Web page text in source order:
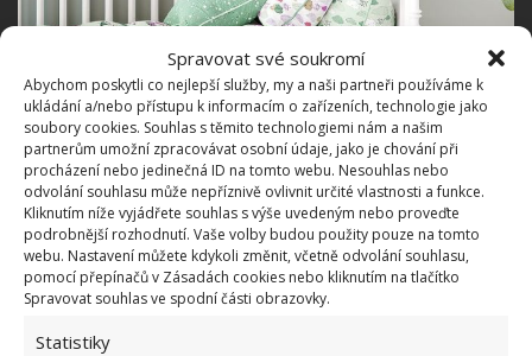
Spravovat své soukromí
Abychom poskytli co nejlepší služby, my a naši partneři používáme k
ukládání a/nebo přístupu k informacím o zařízeních, technologie jako
soubory cookies. Souhlas s těmito technologiemi nám a našim
partnerům umožní zpracovávat osobní údaje, jako je chování při
procházení nebo jedinečná ID na tomto webu. Nesouhlas nebo
odvolání souhlasu může nepříznivě ovlivnit určité vlastnosti a funkce.
Kliknutím níže vyjádřete souhlas s výše uvedeným nebo proveďte
podrobnější rozhodnutí. Vaše volby budou použity pouze na tomto
webu. Nastavení můžete kdykoli změnit, včetně odvolání souhlasu,
pomocí přepínačů v Zásadách cookies nebo kliknutím na tlačítko
Spravovat souhlas ve spodní části obrazovky.
Statistiky